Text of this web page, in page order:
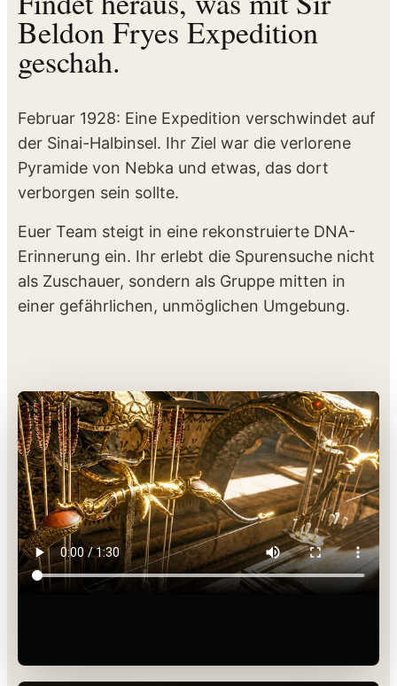
Beldon Fryes Expedition
geschah.
Februar 1928: Eine Expedition verschwindet auf
der Sinai-Halbinsel. Ihr Ziel war die verlorene
Pyramide von Nebka und etwas, das dort
verborgen sein sollte.
Euer Team steigt in eine rekonstruierte DNA-
Erinnerung ein. Ihr erlebt die Spurensuche nicht
als Zuschauer, sondern als Gruppe mitten in
einer gefährlichen, unmöglichen Umgebung.